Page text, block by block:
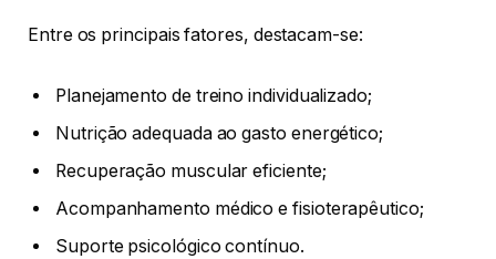
Entre os principais fatores, destacam-se:
Planejamento de treino individualizado;
Nutrição adequada ao gasto energético;
Recuperação muscular eficiente;
Acompanhamento médico e fisioterapêutico;
Suporte psicológico contínuo.